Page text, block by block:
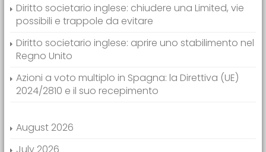
Diritto societario inglese: chiudere una Limited, vie
possibili e trappole da evitare
Diritto societario inglese: aprire uno stabilimento nel
Regno Unito
Azioni a voto multiplo in Spagna: la Direttiva (UE)
2024/2810 e il suo recepimento
August 2026
July 2026